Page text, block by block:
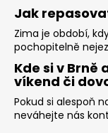
Jak
Zima je období,
pochopitelně
Kde si v
víkend či
Pokud si alespoň
neváhejte nás